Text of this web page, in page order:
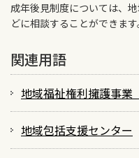
成年後見制度については、
どに相談することができます
関連用語
地域福祉権利擁護事業
地域包括支援センター